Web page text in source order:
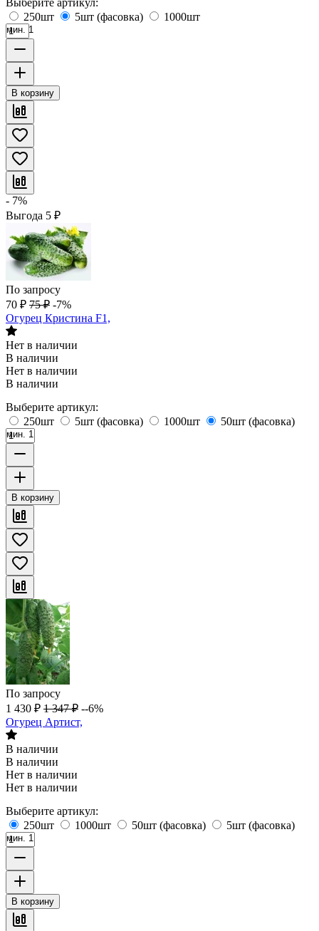
Выберите артикул:
250шт
5шт (фасовка) 1000шт
мин. 1
В корзину
- 7%
Выгода 5 ₽
По запросу
70 ₽ 75 ₽ -7%
Огурец Кристина F1,
Нет в наличии
В наличии
Нет в наличии
В наличии
Выберите артикул:
250шт
5шт (фасовка) 1000шт 50шт (фасовка)
мин. 1
В корзину
По запросу
1 430 ₽ 1 347 ₽ --6%
Огурец Артист,
В наличии
В наличии
Нет в наличии
Нет в наличии
Выберите артикул:
250шт
1000шт 50шт (фасовка) 5шт (фасовка)
мин. 1
В корзину